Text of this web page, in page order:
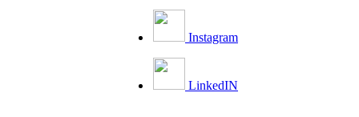
Instagram
LinkedIN